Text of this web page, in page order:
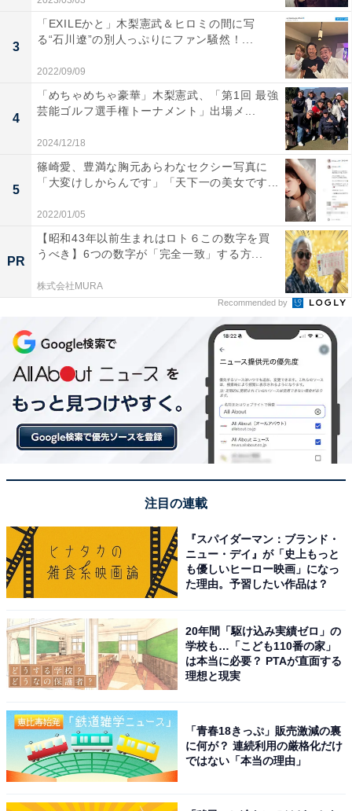
3
「EXILEかと」木梨憲武＆ヒロミの間に写
る“石川遼”の別人っぷりにファン騒然！...
2022/09/09
4
「めちゃめちゃ豪華」木梨憲武、「第1回 最強
芸能ゴルフ選手権トーナメント」出場メ...
2024/12/18
5
篠崎愛、豊満な胸元あらわなセクシー写真に
「大変けしからんです」「天下一の美女です...
2022/01/05
PR
【昭和43年以前生まれはロト６この数字を買
うべき】6つの数字が「完全一致」する方...
株式会社MURA
Recommended by
注目の連載
『スパイダーマン：ブランド・
ニュー・デイ』が「史上もっと
も優しいヒーロー映画」になっ
た理由。予習したい作品は？
20年間「駆け込み実績ゼロ」の
学校も…「こども110番の家」
は本当に必要？ PTAが直面する
理想と現実
「青春18きっぷ」販売激減の裏
に何が？ 連続利用の厳格化だけ
ではない「本当の理由」